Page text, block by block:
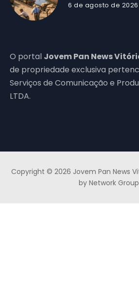
6 de agosto de 2026
O portal Jovem Pan News
de propriedade exclusiva
Serviços de Comunicação e
LTDA.
Copyright © 2026 Jovem Pan News
by Network Group